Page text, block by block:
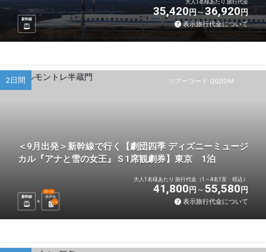
新幹線
大人1名様あたり 旅行代金
35,420円 36,920円
表示旅行代金について
ツアーコード Q02IOM
2日間
＜9月出発＞新幹線で行く【劇団四季 ディズニーミュージ
カル『アナと雪の女王』Ｓ1席観劇券】東京 1泊
新幹線 ホテル
選べる
1 泊
大人1名様あたり 旅行代金（1～4名1室・税込）
41,800 円 55,580 円
表示旅行代金について